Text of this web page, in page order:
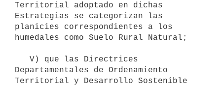
Territorial adoptado en dichas
Estrategias se categorizan las
planicies correspondientes a los
humedales como Suelo Rural Natural;
Departamentales de Ordenamiento
Territorial y Desarrollo Sostenible